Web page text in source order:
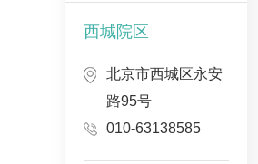
西城院区
北京市西城区永安
路95号
010-63138585